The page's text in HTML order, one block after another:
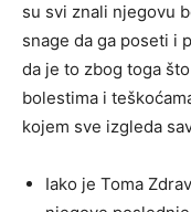
su svi znali njegovu
snage da ga poseti i
da je to zbog toga
bolestima i
kojem sve izgleda
Iako je Toma